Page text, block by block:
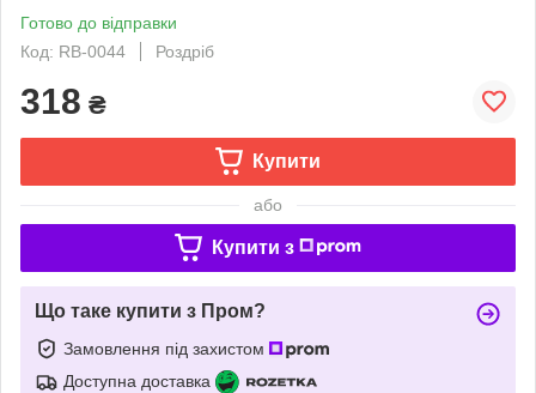
Готово до відправки
Код: RB-0044
Роздріб
318 ₴
Купити
або
Купити з
Що таке купити з Пром?
Замовлення під захистом
Доступна доставка